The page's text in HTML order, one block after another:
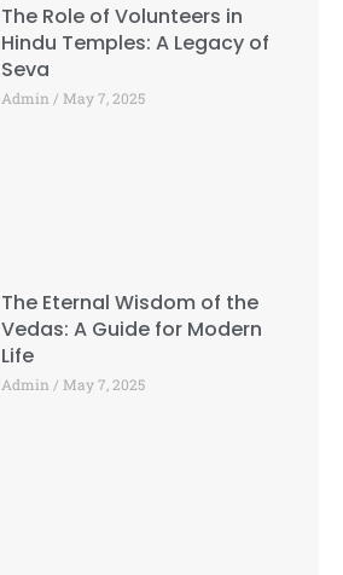
The Role of Volunteers in
Hindu Temples: A Legacy of
Seva
Admin May 7, 2025
The Eternal Wisdom of the
Vedas: A Guide for Modern
Life
Admin May 7, 2025